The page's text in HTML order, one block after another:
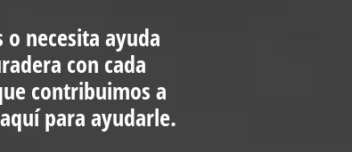
necesita ayuda
con cada
contribuimos a
para ayudarle.